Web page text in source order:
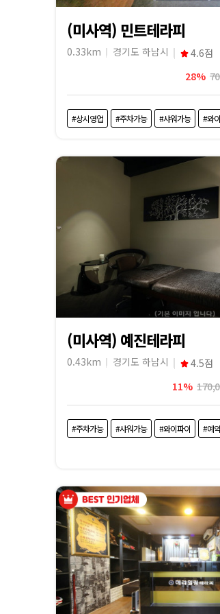
(미사역) 민트테라피
0.33km 경기도 하남시 4.6점
28%
#상시영업 #주차가능 #샤워가능 #와
(미사역) 예진테라피
0.43km 경기도 하남시 4.5점
11%
#주차가능 #샤워가능 #와이파이 #예